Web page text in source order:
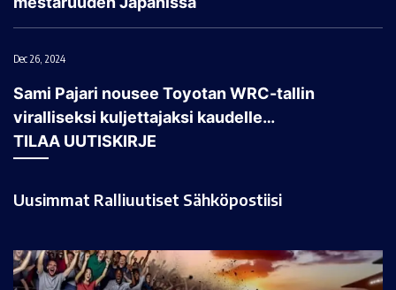
Dec 26, 2024
Sami Pajari nousee Toyotan WRC-tallin
viralliseksi kuljettajaksi kaudelle…
TILAA UUTISKIRJE
Uusimmat Ralliuutiset Sähköpostiisi